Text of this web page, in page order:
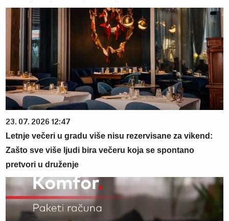
23. 07. 2026 12:47
Letnje večeri u gradu više nisu rezervisane za vikend:
Zašto sve više ljudi bira večeru koja se spontano
pretvori u druženje